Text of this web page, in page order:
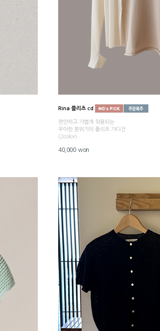
Rina 플리츠 cd
편안하고 가볍게 착용되는
우아한 분위기의 플리츠 가디건
(2color)
40,000 won